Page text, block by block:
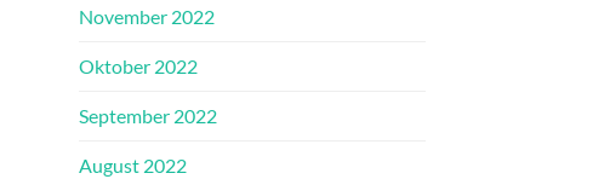
November 2022
Oktober 2022
September 2022
August 2022